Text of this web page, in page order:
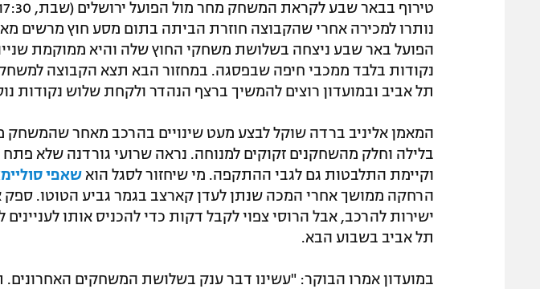
נותרו למכירה אחרי שהקבוצה חוזרת הביתה בתום מסע חוץ מרשים
הפועל באר שבע ניצחה בשלושת משחקי החוץ שלה והיא ממוקמת
נקודות בלבד ממכבי חיפה שבפסגה. במחזור הבא תצא הקבוצה למשחק
תל אביב ובמועדון רוצים להמשיך ברצף הנהדר ולקחת שלוש נקודות
המאמן אליניב ברדה שוקל לבצע מעט שינויים בהרכב מאחר שהמשחק
בלילה וחלק מהשחקנים זקוקים למנוחה. נראה שרועי גורדנה שלא
וקיימת התלבטות גם לגבי ההתקפה. מי שיחזור לסגל הואשאפי
הרחקה ממושך אחרי המכה שנתן לעדן קארצב בגמר גביע הטוטו. ספק
ישירות להרכב, אבל הרוסי צפוי לקבל דקות כדי להכניס אותו
תל אביב בשבוע הבא.
במועדון אמרו הבוקר: "עשינו דבר ענק בשלושת המשחקים